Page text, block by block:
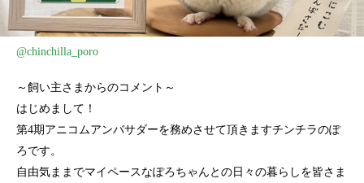
@chinchilla_poro
～飼い主さまからのコメント～
はじめまして！
第4期アニコムアンバサダーを務めさせて頂きますチンチラのぽ
ろです。
自由気ままでマイペースなぽろちゃんとの日々の暮らしを皆さま